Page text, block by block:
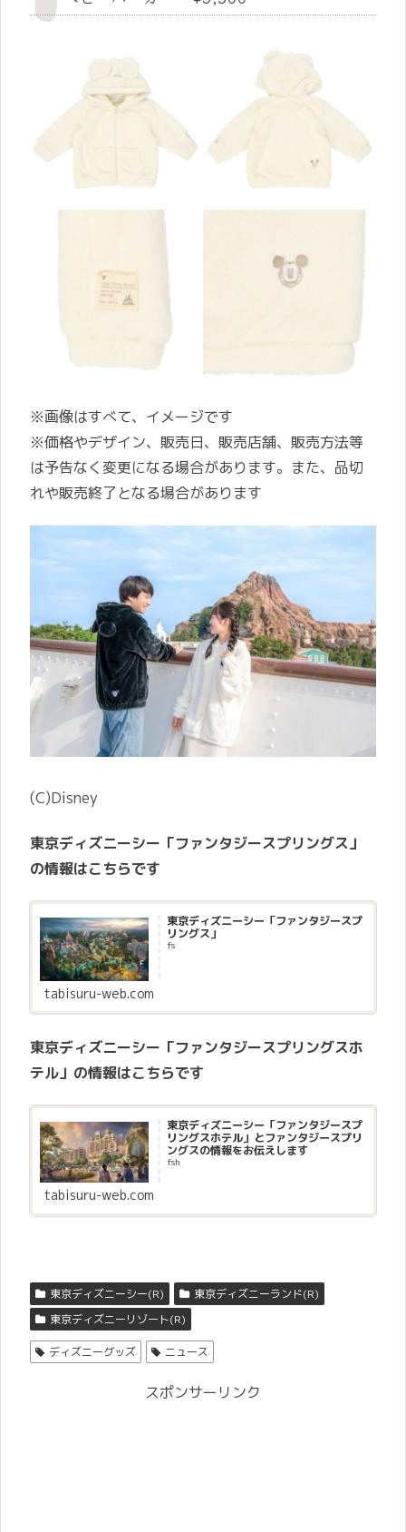
※画像はすべて、イメージです
※価格やデザイン、販売日、販売店舗、販売方法等
は予告なく変更になる場合があります。また、品切
れや販売終了となる場合があります
(C)Disney
東京ディズニーシー「ファンタジースプリングス」
の情報はこちらです
東京ディズニーシー「ファンタジースプ
リングス」
fs
tabisuru-web.com
東京ディズニーシー「ファンタジースプリングスホ
テル」の情報はこちらです
東京ディズニーシー「ファンタジースプ
リングスホテル」とファンタジースプリ
ングスの情報をお伝えします
fsh
tabisuru-web.com
東京ディズニーシー(R)
東京ディズニーランド(R)
東京ディズニーリゾート(R)
ディズニーグッズ ニュース
スポンサーリンク